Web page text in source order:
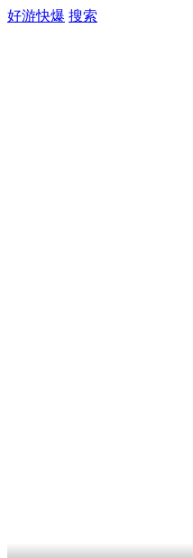
好游快爆 搜索